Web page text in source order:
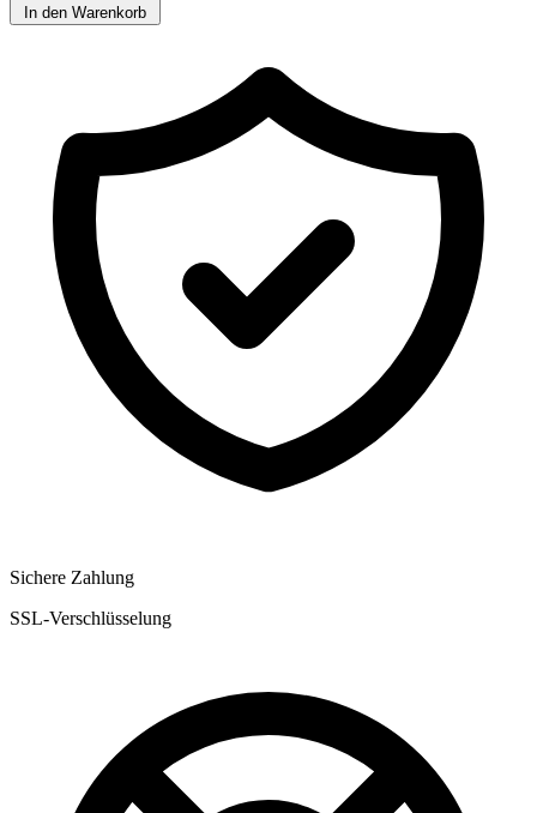
In den Warenkorb
Sichere Zahlung
SSL-Verschlüsselung